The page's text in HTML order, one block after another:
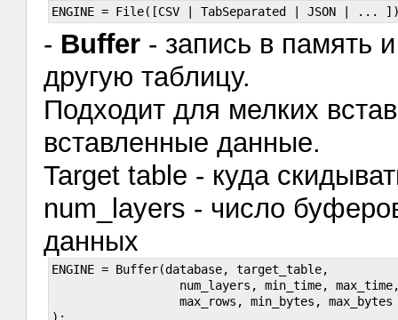
- Buffer - запись в память
другую таблицу.
Подходит для мелких
вставленные данные.
Target table - куда
num_layers - число
данных
ENGINE = Buffer(database, target_table,
num_layers, min_time,
                  max_rows, min_bytes, max_bytes